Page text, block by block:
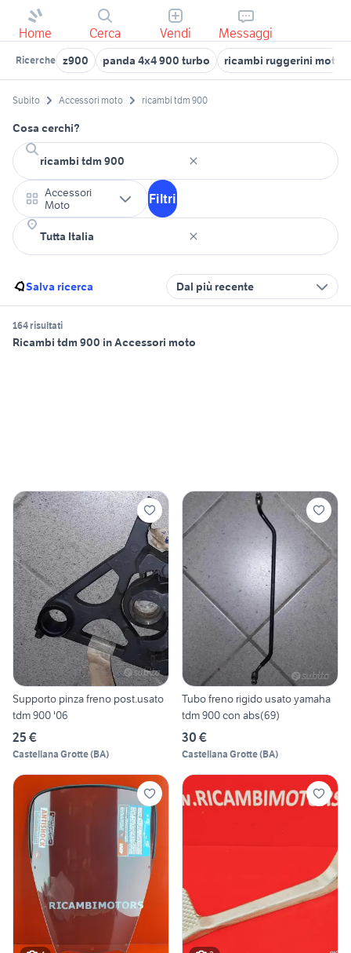
Home Cerca Vendi Messaggi
Ricerche z900 panda 4x4 900 turbo ricambi ruggerini motori
Subito Accessori moto ricambi tdm 900
Cosa cerchi?
Accessori
Moto
Filtri
Salva ricerca Dal più recente
164 risultati
Ricambi tdm 900 in Accessori moto
Supporto pinza freno post.usato
tdm 900 '06
25 €
Castellana Grotte(BA)
Tubo freno rigido usato yamaha
tdm 900 con abs(69)
30 €
Castellana Grotte(BA)